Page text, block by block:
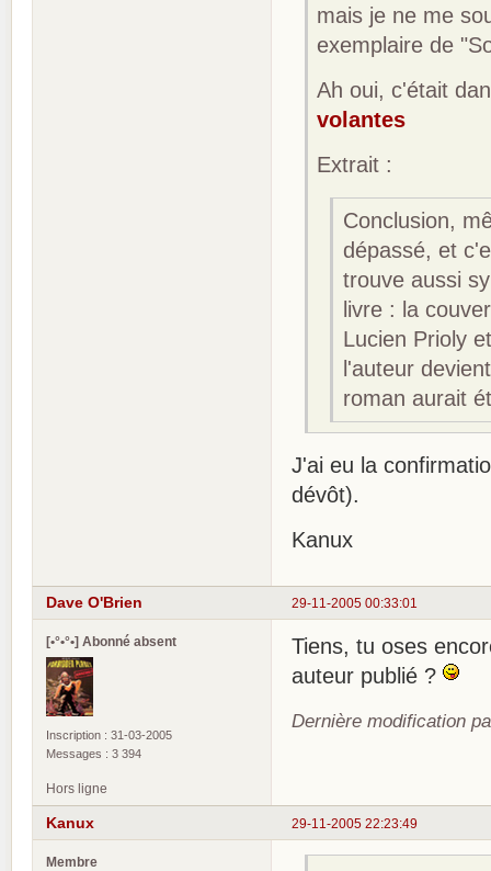
mais je ne me
exemplaire de
Ah oui, c'était
volantes
Extrait :
Conclusion,
dépassé, et
trouve aussi
livre : la
Lucien Prioly
l'auteur
roman aurait
J'ai eu la
dévôt).
Kanux
29-11-2005 00:33:01
Dave O'Brien
[•°•°•] Abonné absent
Inscription : 31-03-2005
Messages : 3 394
Tiens, tu oses
auteur publié ?
Dernière modification
Hors ligne
29-11-2005 22:23:49
Kanux
Membre